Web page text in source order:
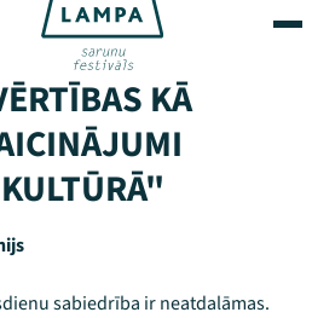
KĀ
sabiedrība ir neatdalāmas.